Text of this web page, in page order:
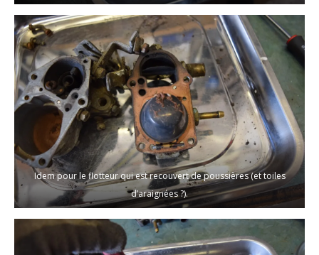
Idem pour le flotteur qui est recouvert de poussières (et toiles
d’araignées ?).